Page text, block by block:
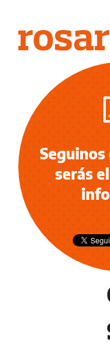
Seguinos
serás